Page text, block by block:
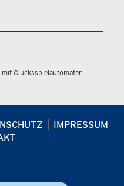
Glücksspielautomaten
IMPRESSUM